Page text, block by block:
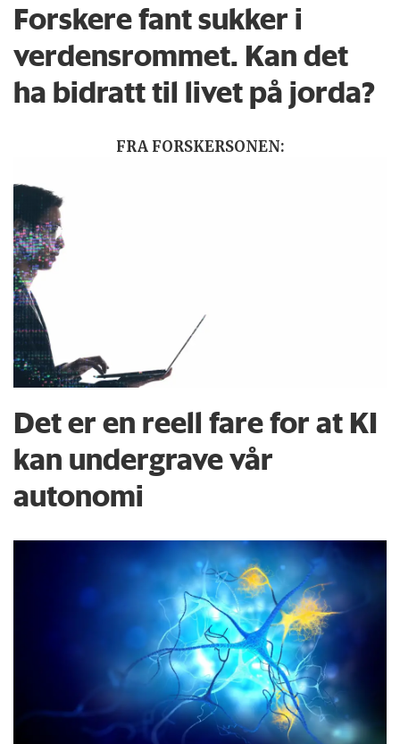
Forskere fant sukker i
verdensrommet. Kan det
ha bidratt til livet på jorda?
FRA FORSKERSONEN:
Det er en reell fare for at KI
kan undergrave vår
autonomi